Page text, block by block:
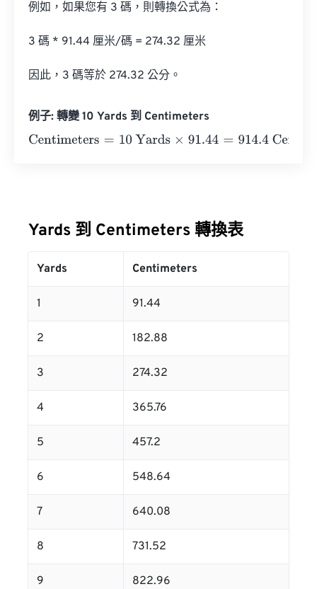
例如，如果您有 3 碼，則轉換公式為：
3 碼 * 91.44 厘米/碼 = 274.32 厘米
因此，3 碼等於 274.32 公分。
例子: 轉變 10 Yards 到 Centimeters
Centimeters= 10 Yards×91.44= 914.4 Centimeters
Yards 到 Centimeters 轉換表
Yards Centimeters
1 91.44
2 182.88
3 274.32
4 365.76
5 457.2
6 548.64
7 640.08
8 731.52
9 822.96